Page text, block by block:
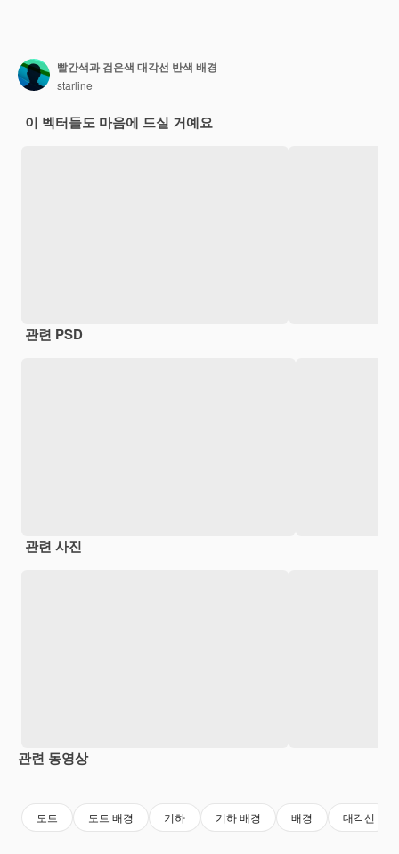
빨간색과 검은색 대각선 반색 배경
starline
이 벡터들도 마음에 드실 거예요
관련 PSD
관련 사진
관련 동영상
도트 도트 배경 기하 기하 배경 배경 대각선